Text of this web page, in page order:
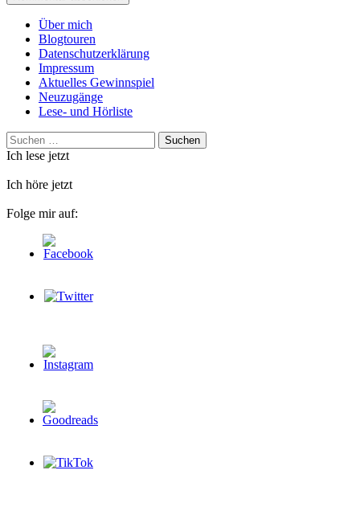
Über mich
Blogtouren
Datenschutzerklärung
Impressum
Aktuelles Gewinnspiel
Neuzugänge
Lese- und Hörliste
Suchen
nach:
Ich lese jetzt
Ich höre jetzt
Folge mir auf: